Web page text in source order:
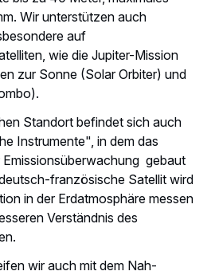
Wir unterstützen auch
auf
wie die Jupiter-Mission
zur Sonne (Solar Orbiter) und
Standort befindet sich auch
Instrumente", in dem das
gebaut
französische Satellit wird
in der Erdatmosphäre messen
Verständnis des
wir auch mit dem Nah-